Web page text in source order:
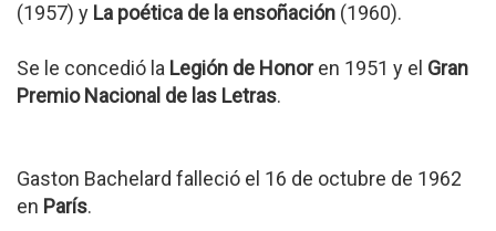
(1957) y La poética de la ensoñación (1960).
Se le concedió la Legión de Honoren 1951 y el Gran
Premio Nacional de las Letras.
Gaston Bachelard falleció el 16 de octubre de 1962
en París.